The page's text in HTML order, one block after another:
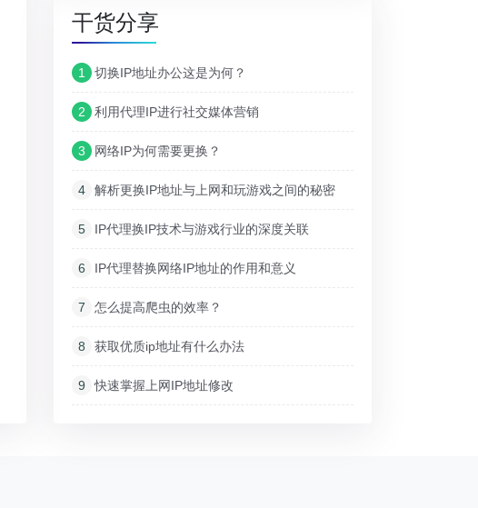
干货分享
1 切换IP地址办公这是为何？
2 利用代理IP进行社交媒体营销
3 网络IP为何需要更换？
4 解析更换IP地址与上网和玩游戏之间的秘密
5 IP代理换IP技术与游戏行业的深度关联
6 IP代理替换网络IP地址的作用和意义
7 怎么提高爬虫的效率？
8 获取优质ip地址有什么办法
9 快速掌握上网IP地址修改